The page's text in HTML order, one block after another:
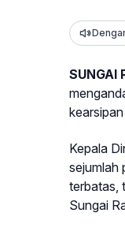
SUNGAI
Kepala
sejumlah
terbatas,
Sungai